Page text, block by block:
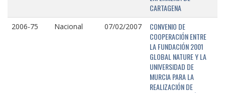
CARTAGENA
2006-75 Nacional 07/02/2007
CONVENIO DE
COOPERACIÓN ENTRE
LA FUNDACIÓN 2001
GLOBAL NATURE Y LA
UNIVERSIDAD DE
MURCIA PARA LA
REALIZACIÓN DE